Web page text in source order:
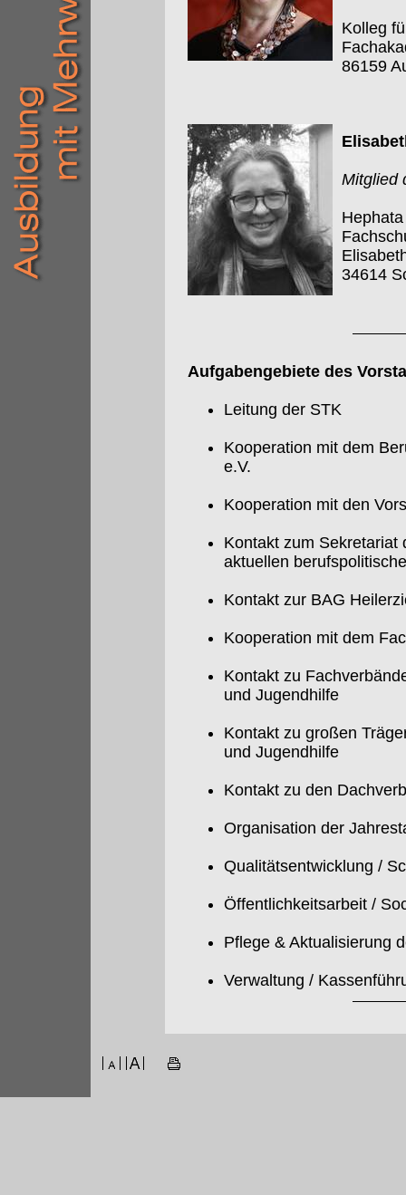
Kolleg
86159
Mitglied
34614
Aufgabengebiete des
Leitung der STK
Kooperation mit dem
e.V.
Kooperation mit den
Kontakt zum Sekretariat
aktuellen
Kontakt zur BAG
Kooperation mit dem
Kontakt zu
und Jugendhilfe
Kontakt zu großen
und Jugendhilfe
Kontakt zu den
Organisation der
Qualitätsentwicklung /
Öffentlichkeitsarbeit /
Pflege & Aktualisierung
Verwaltung /